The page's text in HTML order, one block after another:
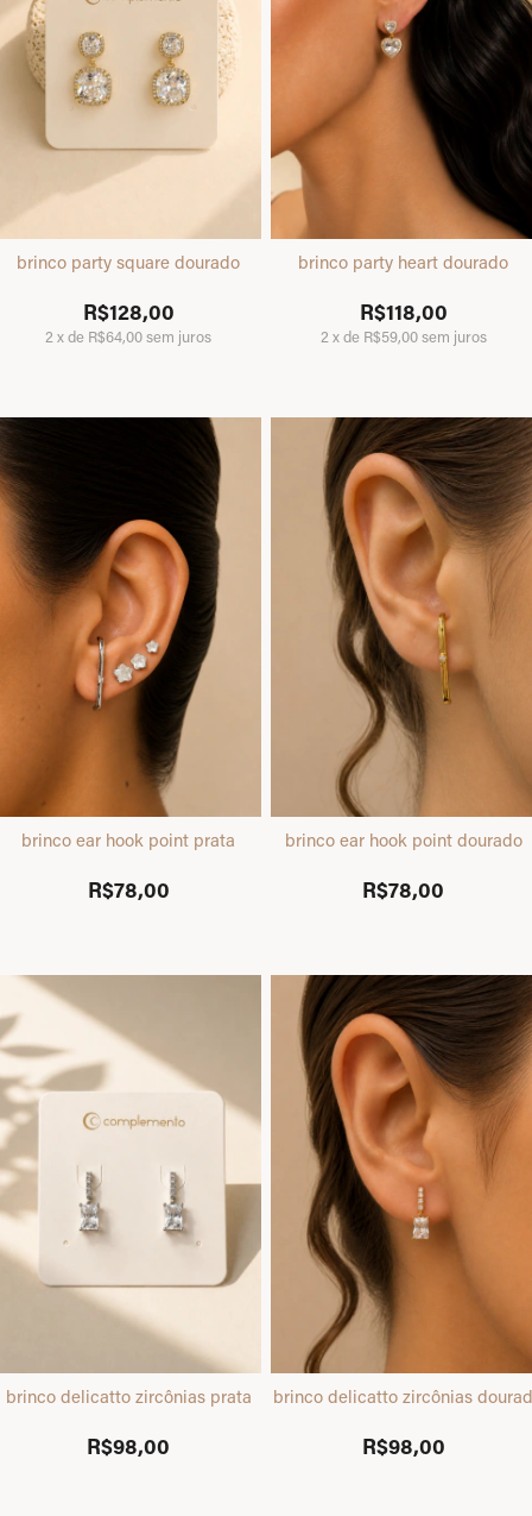
brinco party square dourado
R$128,00
2xde R$64,00sem juros
brinco party heart dourado
R$118,00
2xde R$59,00sem juros
brinco ear hook point prata
R$78,00
brinco ear hook point dourado
R$78,00
brinco delicatto zircônias prata
R$98,00
brinco delicatto zircônias
R$98,00